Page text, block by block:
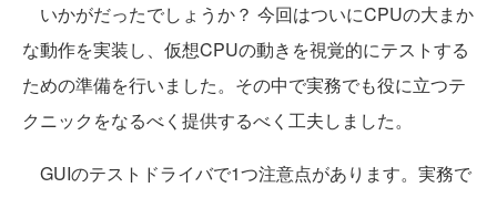
いかがだったでしょうか？ 今回はついにCPUの大まか
な動作を実装し、仮想CPUの動きを視覚的にテストする
ための準備を行いました。その中で実務でも役に立つテ
クニックをなるべく提供するべく工夫しました。
GUIのテストドライバで1つ注意点があります。実務で